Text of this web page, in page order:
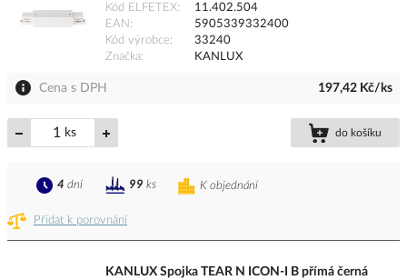
Kód ELFETEX
11.402.504
EAN
5905339332400
Kód výrobce
33240
Značka
KANLUX
Cena s DPH 197,42 Kč/ks
ks do košíku
Přidat k porovnání
K objednání
4 dní 99 ks
KANLUX Spojka TEAR N ICON-I B přímá černá